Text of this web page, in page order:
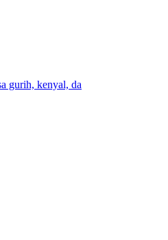
gurih, kenyal, da